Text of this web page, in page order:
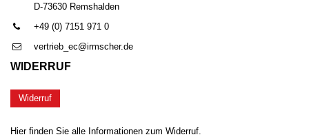
D-73630 Remshalden
+49 (0) 7151 971 0
vertrieb_ec@irmscher.de
WIDERRUF
Widerruf
Hier finden Sie alle Informationen zum Widerruf.